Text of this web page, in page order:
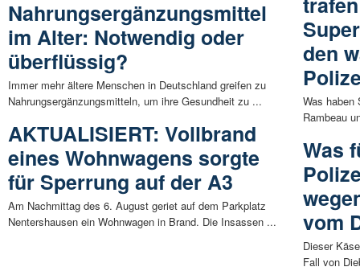
Nahrungsergänzungsmittel
im Alter: Notwendig oder
überflüssig?
Immer mehr ältere Menschen in Deutschland greifen zu
Nahrungsergänzungsmitteln, um ihre Gesundheit zu ...
AKTUALISIERT: Vollbrand
eines Wohnwagens sorgte
für Sperrung auf der A3
Am Nachmittag des 6. August geriet auf dem Parkplatz
Nentershausen ein Wohnwagen in Brand. Die Insassen ...
den
Was haben
Rambeau
Was
vom
Dieser
Fall von